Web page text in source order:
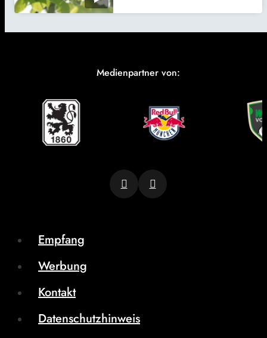
Medienpartner von:
Empfang
Werbung
Kontakt
Datenschutzhinweis